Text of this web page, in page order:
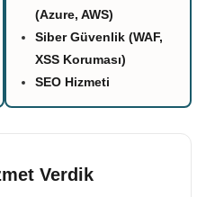
(Azure, AWS)
Siber Güvenlik (WAF,
XSS Koruması)
SEO Hizmeti
Verdik